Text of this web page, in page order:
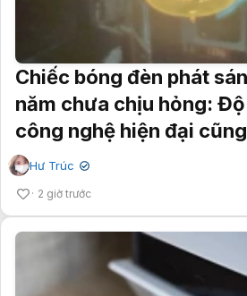
Chiếc bóng đèn phát
năm chưa chịu hỏng:
công nghệ hiện đại
Hư Trúc ✔
2 giờ trước